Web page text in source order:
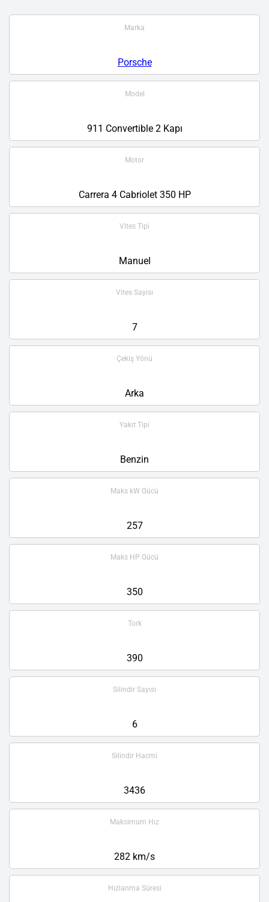
Marka
Porsche
Model
911 Convertible 2 Kapı
Motor
Carrera 4 Cabriolet 350 HP
Vites Tipi
Manuel
Vites Sayısı
7
Çekiş Yönü
Arka
Yakıt Tipi
Benzin
Maks kW Gücü
257
Maks HP Gücü
350
Tork
390
Silindir Sayısı
6
Silindir Hacmi
3436
Maksimum Hız
282 km/s
Hızlanma Süresi